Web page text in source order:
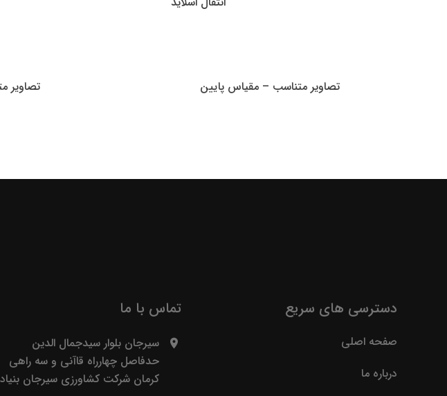
تصاویر متناسب – مقیاس پایین تصاویر
دسترسی های سریع
صفحه اصلی
درباره ما
تماس با ما
سیرجان بلوار سیدجمال الدین
حدفاصل چهارراه قاآنی و سه راهی
کرمان شرکت کشاورزی سیرجان بنیاد